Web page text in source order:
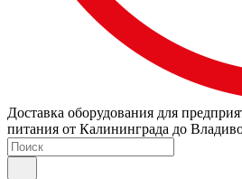
Доставка оборудования для
питания от Калининграда до